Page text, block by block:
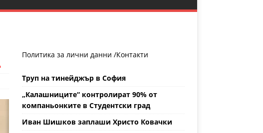
Политика за лични данни /Контакти
Труп на тинейджър в София
„Калашниците“ контролират 90% от
компаньонките в Студентски град
Иван Шишков заплаши Христо Ковачки